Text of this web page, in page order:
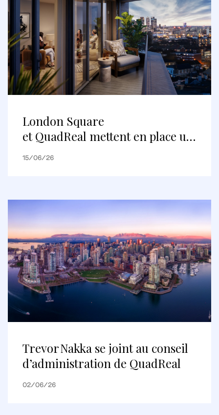
London Square
et QuadReal mettent en place un
premier partenariat de
15/06/26
Trevor Nakka se joint au conseil
d’administration de QuadReal
02/06/26